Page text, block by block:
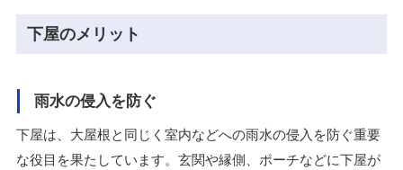
下屋のメリット
雨水の侵入を防ぐ
下屋は、大屋根と同じく室内などへの雨水の侵入を防ぐ重要
な役目を果たしています。玄関や縁側、ポーチなどに下屋が